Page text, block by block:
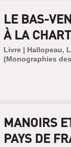
LE BAS-
À LA
Livre | Hallopeau,
(Monographies
MANOIRS
PAYS DE